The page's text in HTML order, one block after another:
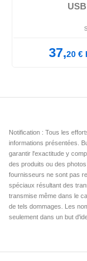
TTC
Notification : Tous les
informations présentées.
garantir l'exactitude y
des produits ou des
fournisseurs ne sont pas
spéciaux résultant des
transmise même dans le
de tels dommages. Les
seulement dans un but